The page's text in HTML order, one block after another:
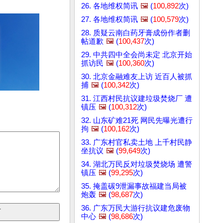
26. 各地维权简讯 🖼️ (100,892次)
27. 各地维权简讯 🖼️ (100,579次)
28. 质疑云南白药牙膏成份作者删
帖道歉 🖼️ (100,437次)
29. 中共四中全会尚未定 北京开始
抓访民 🖼️ (100,360次)
30. 北京金融难友上访 近百人被抓
捕 🖼️ (100,342次)
31. 江西村民抗议建垃圾焚烧厂 遭
镇压 🖼️ (100,312次)
32. 山东矿难21死 网民先曝光遭行
拘 🖼️ (100,162次)
33. 广东村官私卖土地 上千村民静
坐抗议 🖼️ (99,649次)
34. 湖北万民反对垃圾焚烧场 遭警
镇压 🖼️ (99,295次)
35. 掩盖碳9泄漏事故福建当局被
炮轰 🖼️ (98,687次)
36. 广东万民大游行抗议建危废物
中心 🖼️ (98,686次)